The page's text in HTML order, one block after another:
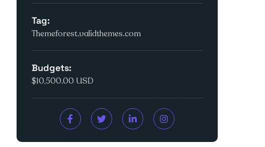
Tag:
Themeforest.validthemes.com
Budgets:
$10,500.00 USD